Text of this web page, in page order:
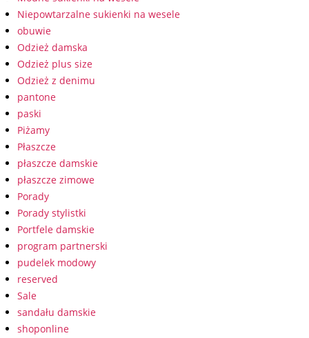
Niepowtarzalne sukienki na wesele
obuwie
Odzież damska
Odzież plus size
Odzież z denimu
pantone
paski
Piżamy
Płaszcze
płaszcze damskie
płaszcze zimowe
Porady
Porady stylistki
Portfele damskie
program partnerski
pudelek modowy
reserved
Sale
sandału damskie
shoponline